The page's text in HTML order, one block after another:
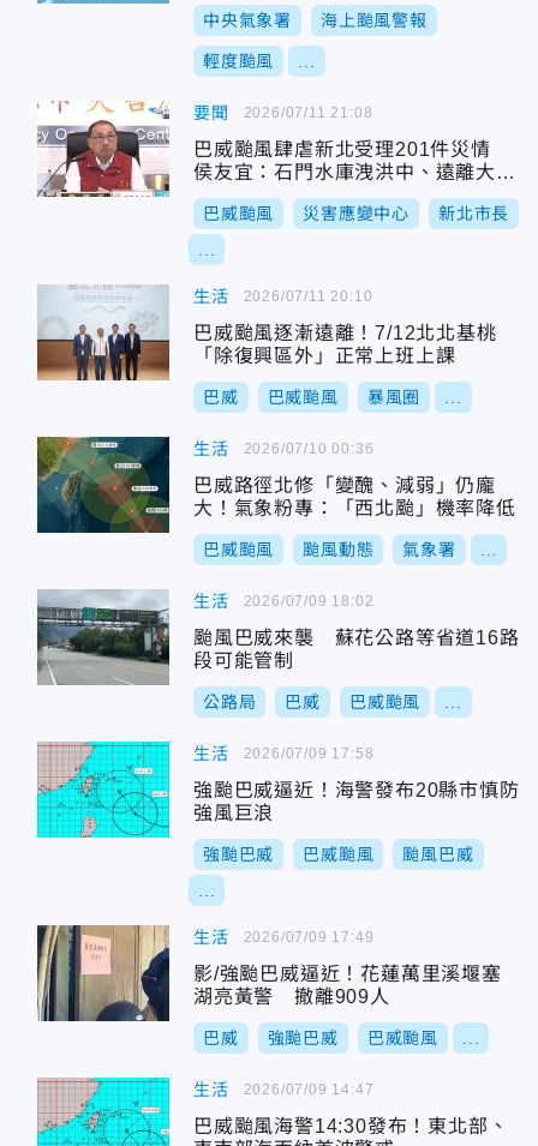
中央氣象署 海上颱風警報
輕度颱風
要聞
巴威颱風肆虐新北受理201件災情
侯友宜：石門水庫洩洪中、遠離大漢
溪
巴威颱風 災害應變中心 新北市長
2026/07/11 21:08
生活
巴威颱風逐漸遠離！7/12北北基桃
「除復興區外」正常上班上課
巴威 巴威颱風 暴風圈
2026/07/11 20:10
生活
巴威路徑北修「變醜、減弱」仍龐
大！氣象粉專：「西北颱」機率降低
巴威颱風 颱風動態 氣象署
2026/07/10 00:36
生活
颱風巴威來襲 蘇花公路等省道16路
段可能管制
公路局 巴威 巴威颱風
2026/07/09 18:02
生活
強颱巴威逼近！海警發布20縣市慎防
強風巨浪
強颱巴威 巴威颱風 颱風巴威
2026/07/09 17:58
生活
影/強颱巴威逼近！花蓮萬里溪堰塞
湖亮黃警 撤離909人
巴威 強颱巴威 巴威颱風
2026/07/09 17:49
生活
巴威颱風海警14:30發布！東北部、
2026/07/09 14:47